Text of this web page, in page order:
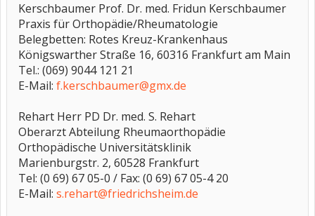
Kerschbaumer Prof. Dr. med. Fridun Kerschbaumer
Praxis für Orthopädie/Rheumatologie
Belegbetten: Rotes Kreuz-Krankenhaus
Königswarther Straße 16, 60316 Frankfurt am Main
Tel.: (069) 9044 121 21
E-Mail: f.kerschbaumer@gmx.de
Rehart Herr PD Dr. med. S. Rehart
Oberarzt Abteilung Rheumaorthopädie
Orthopädische Universitätsklinik
Marienburgstr. 2, 60528 Frankfurt
Tel: (0 69) 67 05-0 / Fax: (0 69) 67 05-4 20
E-Mail: s.rehart@friedrichsheim.de